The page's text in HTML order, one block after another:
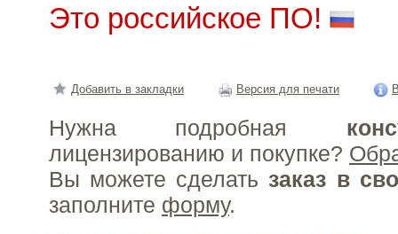
Это российское ПО!
Добавить в закладки Версия для печати
Нужна подробная
лицензированию и покупке?
Вы можете сделать заказ в
заполните форму.